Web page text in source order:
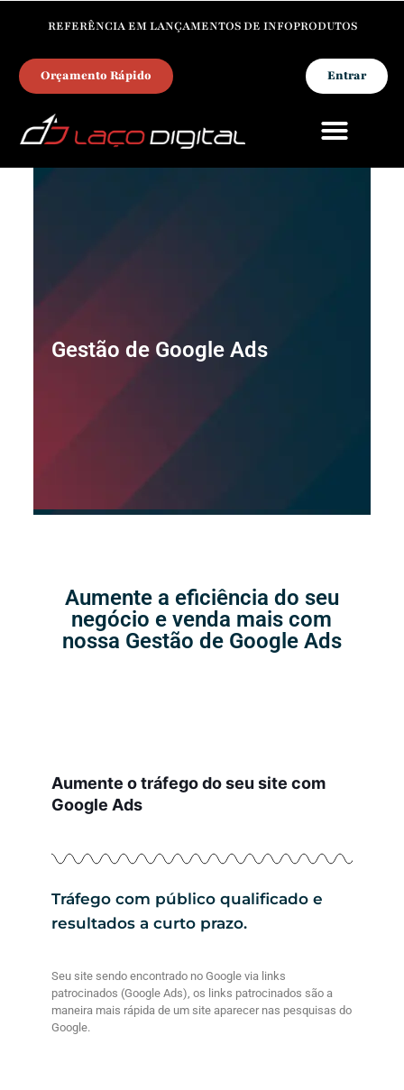
REFERÊNCIA EM LANÇAMENTOS DE INFOPRODUTOS
Orçamento Rápido Entrar
Gestão de Google Ads
Aumente a eficiência do seu
negócio e venda mais com
nossa Gestão de Google Ads
Aumente o tráfego do seu site com
Google Ads
Tráfego com público qualificado e
resultados a curto prazo.
Seu site sendo encontrado no Google via links
patrocinados (Google Ads), os links patrocinados são a
maneira mais rápida de um site aparecer nas pesquisas do
Google.